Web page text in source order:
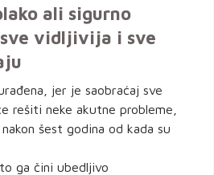
ali sigurno
sve vidljivija i sve
jer je saobraćaj sve
rešiti neke akutne probleme,
šest godina od kada su
ga čini ubedljivo